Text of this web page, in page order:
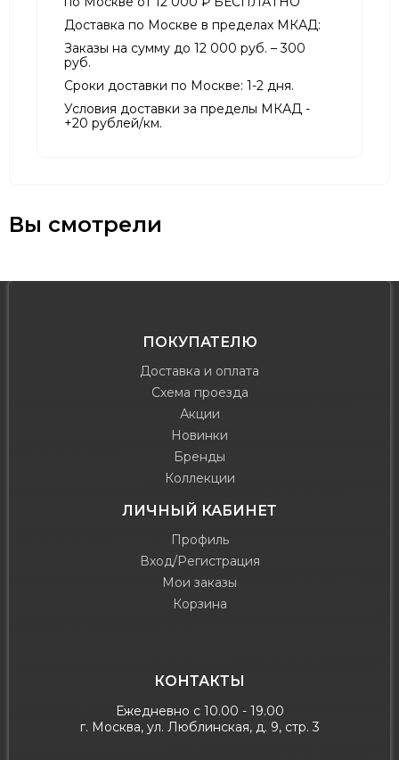
Доставка по Москве в пределах МКАД:
Заказы на сумму до 12 000 руб. – 300
руб.
Сроки доставки по Москве: 1-2 дня.
Условия доставки за пределы МКАД -
+20 рублей/км.
Вы смотрели
ПОКУПАТЕЛЮ
Доставка и оплата
Схема проезда
Акции
Новинки
Бренды
Коллекции
ЛИЧНЫЙ КАБИНЕТ
Профиль
Вход/Регистрация
Мои заказы
Корзина
КОНТАКТЫ
Ежедневно с 10.00 - 19.00
г. Москва, ул. Люблинская, д. 9, стр. 3